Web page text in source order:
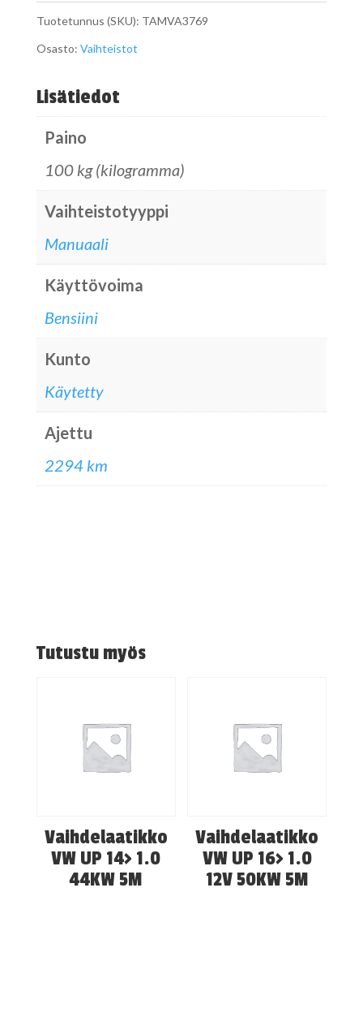
Tuotetunnus (SKU): TAMVA3769
Osasto: Vaihteistot
Lisätiedot
Paino
100 kg (kilogramma)
Vaihteistotyyppi
Manuaali
Käyttövoima
Bensiini
Kunto
Käytetty
Ajettu
2294 km
Tutustu myös
Vaihdelaatikko
VW UP 14> 1.0
44KW 5M
Vaihdelaatikko
VW UP 16> 1.0
12V 50KW 5M